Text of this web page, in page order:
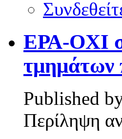
ΕΡΑ-ΟΧΙ
τμημάτων
Published
Περίληψη